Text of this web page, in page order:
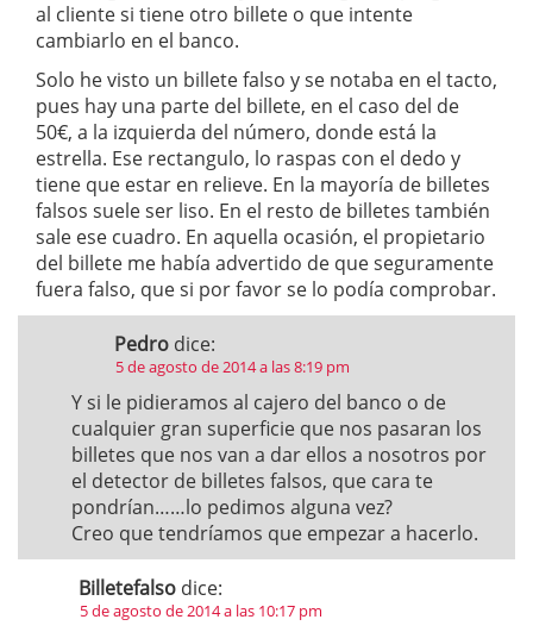
al cliente si tiene otro billete o que intente
cambiarlo en el banco.
Solo he visto un billete falso y se notaba en el tacto,
pues hay una parte del billete, en el caso del de
50€, a la izquierda del número, donde está la
estrella. Ese rectangulo, lo raspas con el dedo y
tiene que estar en relieve. En la mayoría de billetes
falsos suele ser liso. En el resto de billetes también
sale ese cuadro. En aquella ocasión, el propietario
del billete me había advertido de que seguramente
fuera falso, que si por favor se lo podía comprobar.
Pedro dice:
5 de agosto de 2014 a las 8:19 pm
Y si le pidieramos al cajero del banco o de
cualquier gran superficie que nos pasaran los
billetes que nos van a dar ellos a nosotros por
el detector de billetes falsos, que cara te
pondrían……lo pedimos alguna vez?
Creo que tendríamos que empezar a hacerlo.
Billetefalso dice:
5 de agosto de 2014 a las 10:17 pm